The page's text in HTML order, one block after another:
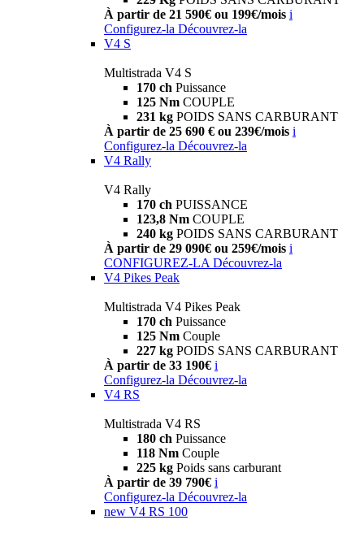
À partir de 21 590€ ou 199€/mois i
Configurez-la Découvrez-la
V4 S
Multistrada V4 S
170 ch Puissance
125 Nm COUPLE
231 kg POIDS SANS CARBURANT
À partir de 25 690 € ou 239€/mois i
Configurez-la Découvrez-la
V4 Rally
V4 Rally
170 ch PUISSANCE
123,8 Nm COUPLE
240 kg POIDS SANS CARBURANT
À partir de 29 090€ ou 259€/mois i
CONFIGUREZ-LA Découvrez-la
V4 Pikes Peak
Multistrada V4 Pikes Peak
170 ch Puissance
125 Nm Couple
227 kg POIDS SANS CARBURANT
À partir de 33 190€ i
Configurez-la Découvrez-la
V4 RS
Multistrada V4 RS
180 ch Puissance
118 Nm Couple
225 kg Poids sans carburant
À partir de 39 790€ i
Configurez-la Découvrez-la
new V4 RS 100